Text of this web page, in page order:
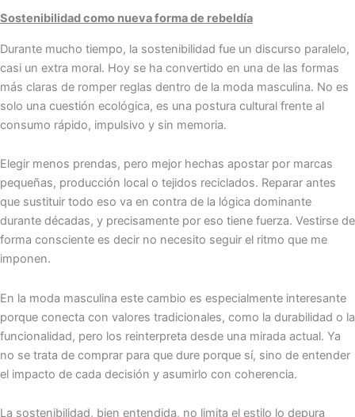
Sostenibilidad como nueva forma de rebeldía
Durante mucho tiempo, la sostenibilidad fue un discurso paralelo,
casi un extra moral. Hoy se ha convertido en una de las formas
más claras de romper reglas dentro de la moda masculina. No es
solo una cuestión ecológica, es una postura cultural frente al
consumo rápido, impulsivo y sin memoria.
Elegir menos prendas, pero mejor hechas apostar por marcas
pequeñas, producción local o tejidos reciclados. Reparar antes
que sustituir todo eso va en contra de la lógica dominante
durante décadas, y precisamente por eso tiene fuerza. Vestirse de
forma consciente es decir no necesito seguir el ritmo que me
imponen.
En la moda masculina este cambio es especialmente interesante
porque conecta con valores tradicionales, como la durabilidad o la
funcionalidad, pero los reinterpreta desde una mirada actual. Ya
no se trata de comprar para que dure porque sí, sino de entender
el impacto de cada decisión y asumirlo con coherencia.
La sostenibilidad, bien entendida, no limita el estilo lo depura